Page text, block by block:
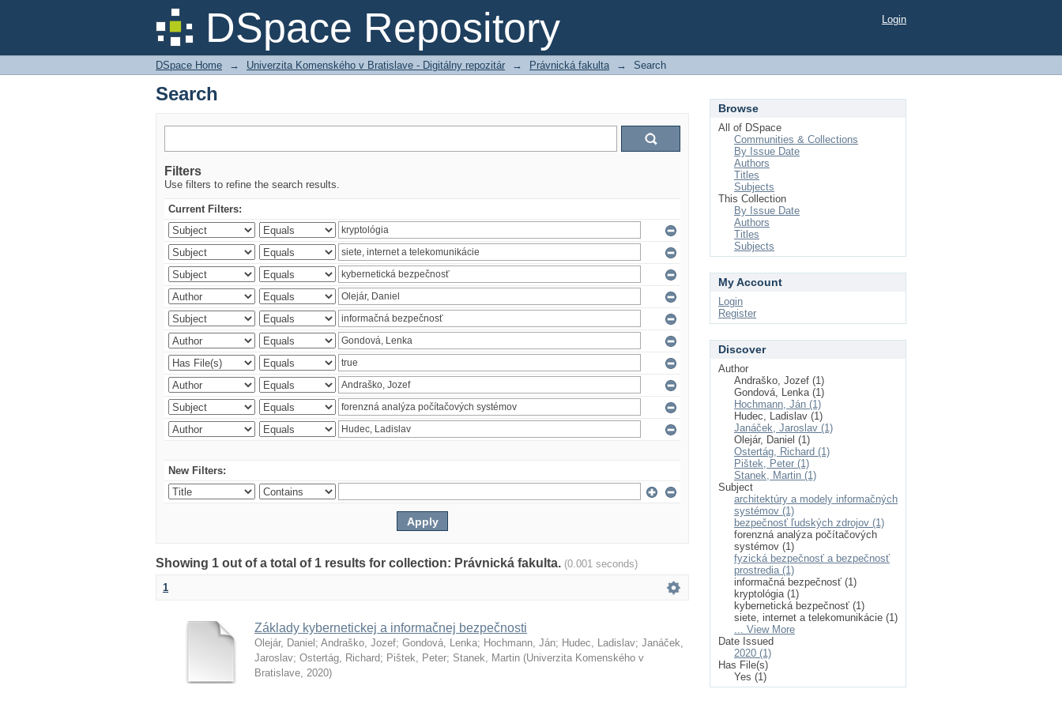
DSpace Repository
Search Login
DSpace Home → Univerzita Komenského v Bratislave - Digitálny repozitár → Právnická fakulta → Search
Search
Filters
Use filters to refine the search results.
Current Filters:
New Filters:
Showing 1 out of a total of 1 results for collection: Právnická fakulta. (0.001 seconds)
1
Základy kybernetickej a informačnej bezpečnosti
Olejár, Daniel ; Andraško, Jozef; Gondová, Lenka; Hochmann, Ján; Hudec, Ladislav; Janáček,
Jaroslav; Ostertág, Richard; Pištek, Peter; Stanek, Martin (Univerzita Komenského v
Bratislave, 2020)
Browse
All of DSpace
Communities & Collections
By Issue Date
Authors
Titles
Subjects
This Collection
By Issue Date
Authors
Titles
Subjects
My Account
Login
Register
Discover
Author
Andraško, Jozef (1)
Gondová, Lenka (1)
Hochmann, Ján (1)
Hudec, Ladislav (1)
Janáček, Jaroslav (1)
Olejár, Daniel (1)
Ostertág, Richard (1)
Pištek, Peter (1)
Stanek, Martin (1)
Subject
architektúry a modely informačných
systémov (1)
bezpečnosť ľudských zdrojov (1)
forenzná analýza počítačových
systémov (1)
fyzická bezpečnosť a bezpečnosť
prostredia (1)
informačná bezpečnosť (1)
kryptológia (1)
kybernetická bezpečnosť (1)
siete, internet a telekomunikácie (1)
... View More
Date Issued
2020 (1)
Has File(s)
Yes (1)